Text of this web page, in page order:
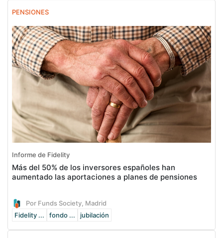
PENSIONES
Informe de Fidelity
Más del 50% de los inversores españoles han
aumentado las aportaciones a planes de pensiones
Por Funds Society, Madrid
Fidelity ...
fondo ... jubilación